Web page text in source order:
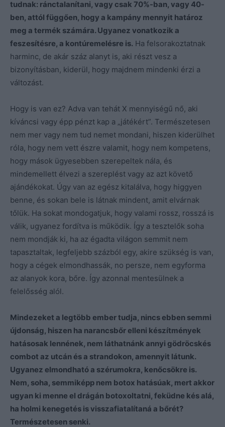
tudnak: ránctalanítani, vagy csak 70%-ban, vagy 40-
ben, attól függően, hogy a kampány mennyit határoz
meg a termék számára. Ugyanez vonatkozik a
feszesítésre, a kontúremelésre is. Ha felsorakoztatnak
harminc, de akár száz alanyt is, aki részt vesz a
bizonyításban, kiderül, hogy majdnem mindenki érzi a
változást.
Hogy is van ez? Adva van tehát X mennyiségű nő, aki
kíváncsi vagy épp pénzt kap a „játékért”. Természetesen
nem mer vagy nem tud nemet mondani, hiszen kiderülhet
róla, hogy nem vett észre valamit, hogy nem kompetens,
hogy mások ügyesebben szerepeltek nála, és
mindemellett élvezi a szereplést vagy az azt követő
ajándékokat. Úgy van az egész kitalálva, hogy higgyen
benne, és sokan bele is látnak mindent, amit elvárnak
tőlük. Ha sokat mondogatjuk, hogy valami rossz, rosszá is
válik, ugyanez fordítva is működik. Így a tesztelők soha
nem mondják ki, ha az égadta világon semmit nem
tapasztaltak, legfeljebb százból egy, akire szükség is van,
hogy a cégek elmondhassák, no persze, nem egyforma
az alanyok kora, bőre. Így azonnal mentesülnek a
felelősség alól.
Mindezeket a legtöbb ember tudja, nincs ebben semmi
újdonság, hiszen ha narancsbőr elleni készítmények
hatásosak lennének, nem láthatnánk annyi gödröcskés
combot az utcán és a strandokon, amennyit látunk.
Ugyanez elmondható a szérumokra, kenőcsökre is.
Nem, soha, semmiképp nem botox hatásúak, mert akkor
ugyan ki menne el drágán botoxoltatni, feküdne kés alá,
ha holmi kenegetés is visszafiatalítaná a bőrét?
Természetesen senki.